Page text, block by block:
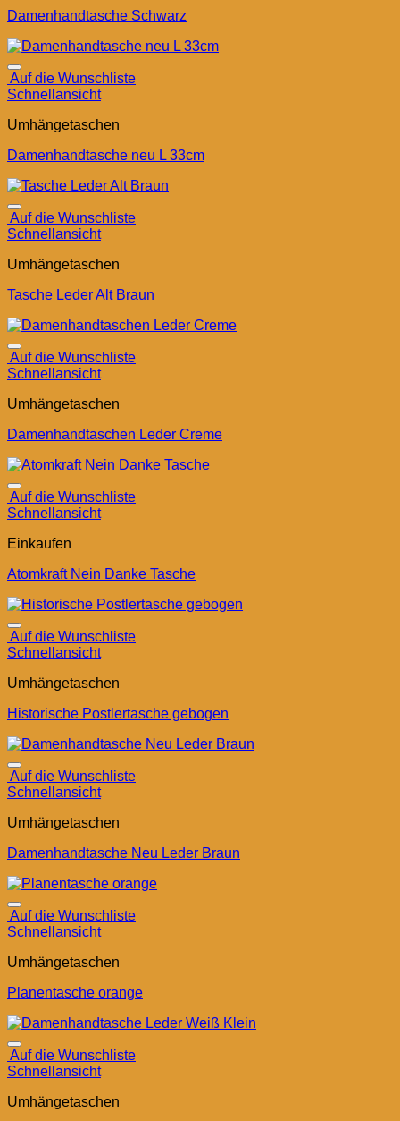
Damenhandtasche Schwarz
Auf die Wunschliste
Schnellansicht
Umhängetaschen
Damenhandtasche neu L 33cm
Auf die Wunschliste
Schnellansicht
Umhängetaschen
Tasche Leder Alt Braun
Auf die Wunschliste
Schnellansicht
Umhängetaschen
Damenhandtaschen Leder Creme
Auf die Wunschliste
Schnellansicht
Einkaufen
Atomkraft Nein Danke Tasche
Auf die Wunschliste
Schnellansicht
Umhängetaschen
Historische Postlertasche gebogen
Auf die Wunschliste
Schnellansicht
Umhängetaschen
Damenhandtasche Neu Leder Braun
Auf die Wunschliste
Schnellansicht
Umhängetaschen
Planentasche orange
Auf die Wunschliste
Schnellansicht
Umhängetaschen